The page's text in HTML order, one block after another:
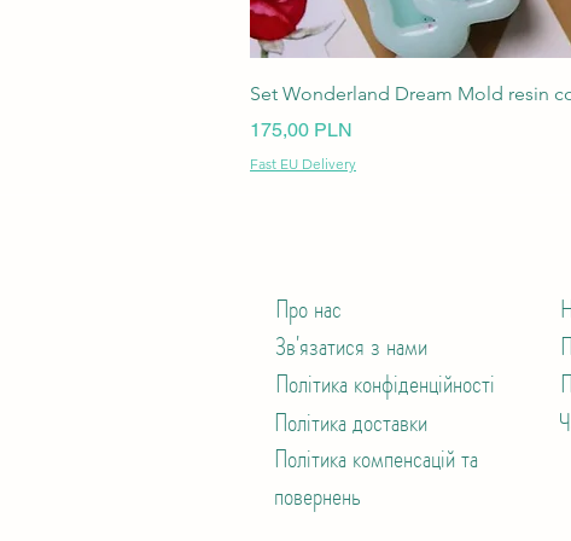
Set Wonderland Dream Mold resin
Ціна
175,00 PLN
Fast EU Delivery
Про нас
Зв'язатися з нами
Політика конфіденційності
Політика доставки
Політика компенсацій та
повернень